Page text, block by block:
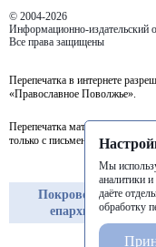
© 2004-2026
Информационно-издательский
Все права защищены
Перепечатка в интернете
«Православное Поволжье».
Перепечатка материалов
только с письменного
Покровская
епархия
Мы
аналитики
даёте
обработку